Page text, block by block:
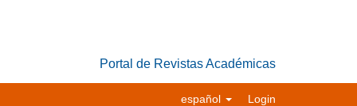
Portal de Revistas Académicas
español Login